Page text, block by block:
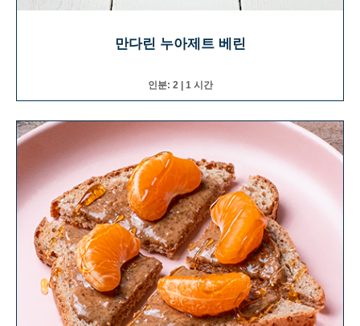
만다린 누아제트 베린
인분: 2 | 1 시간